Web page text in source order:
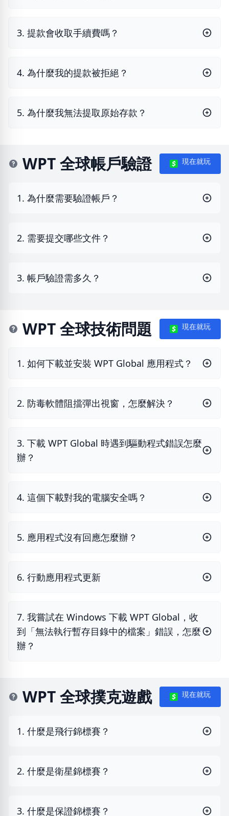
3. 提款會收取手續費嗎？
4. 為什麼我的提款被拒絕？
5. 為什麼我無法提取原始存款？
WPT 全球帳戶驗證 現在就玩
1. 為什麼需要驗證帳戶？
2. 需要提交哪些文件？
3. 帳戶驗證需多久？
WPT 全球技術問題 現在就玩
1. 如何下載並安裝 WPT Global 應用程式？
2. 防毒軟體阻擋彈出視窗，怎麼解決？
3. 下載 WPT Global 時遇到驅動程式錯誤怎麼
辦？
4. 這個下載對我的電腦安全嗎？
5. 應用程式沒有回應怎麼辦？
6. 行動應用程式更新
7. 我嘗試在 Windows 下載 WPT Global，收
到「無法執行暫存目錄中的檔案」錯誤，怎麼
辦？
WPT 全球撲克遊戲 現在就玩
1. 什麼是飛行錦標賽？
2. 什麼是衛星錦標賽？
3. 什麼是保證錦標賽？